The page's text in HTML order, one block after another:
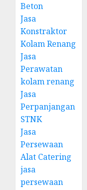
Beton
Jasa
Konstraktor
Kolam Renang
Jasa
Perawatan
kolam renang
Jasa
Perpanjangan
STNK
Jasa
Persewaan
Alat Catering
jasa
persewaan